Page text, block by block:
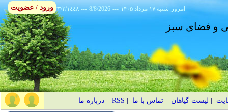
٢٣/٢/١٤٤٨ --- 8/8/2026 --- ۱۴۰۵ شنبه ۱۷ مرداد امروز
و فضای سبز
لیست گیاهان |تماس با ما RSS
|درباره ما
ورود / عضویت